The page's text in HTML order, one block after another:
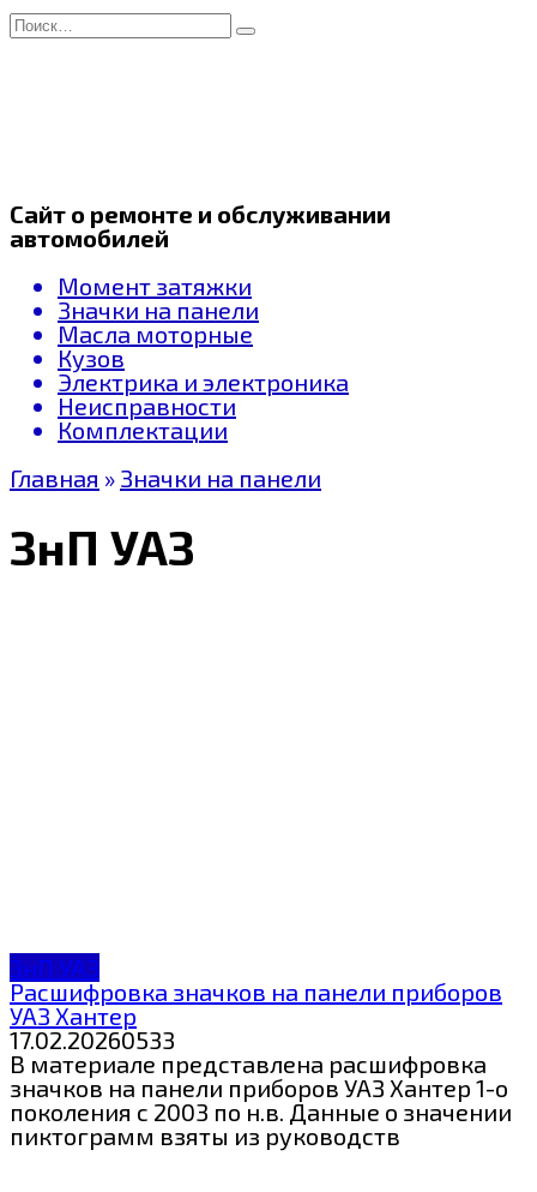
Перейти
к
Search
for:
Сайт о ремонте и обслуживании
автомобилей
Момент затяжки
Значки на панели
Масла моторные
Кузов
Электрика и электроника
Неисправности
Комплектации
Главная » Значки на панели
ЗнП УАЗ
ЗнП УАЗ
Расшифровка значков на панели приборов
УАЗ Хантер
17.02.20260533
В материале представлена расшифровка
значков на панели приборов УАЗ Хантер 1-о
поколения с 2003 по н.в. Данные о значении
пиктограмм взяты из руководств